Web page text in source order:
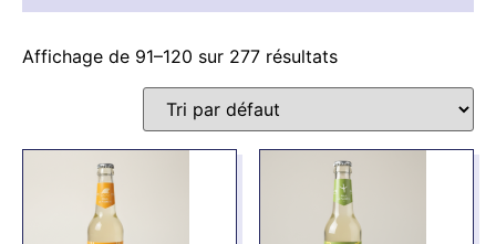
Affichage de 91–120 sur 277 résultats